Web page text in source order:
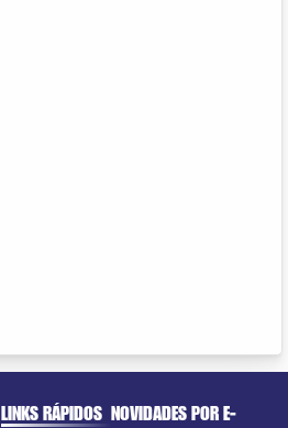
LINKS RÁPIDOS NOVIDADES POR E-